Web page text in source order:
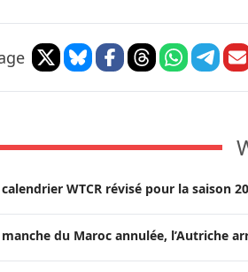
calendrier WTCR révisé pour la saison
manche du Maroc annulée, l’Autriche